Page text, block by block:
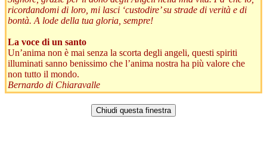
ricordandomi di loro, mi lasci ‘custodire’ su strade di verità e di
bontà. A lode della tua gloria, sempre!
La voce di un santo
Un’anima non è mai senza la scorta degli angeli, questi spiriti
illuminati sanno benissimo che l’anima nostra ha più valore che
non tutto il mondo.
Bernardo di Chiaravalle